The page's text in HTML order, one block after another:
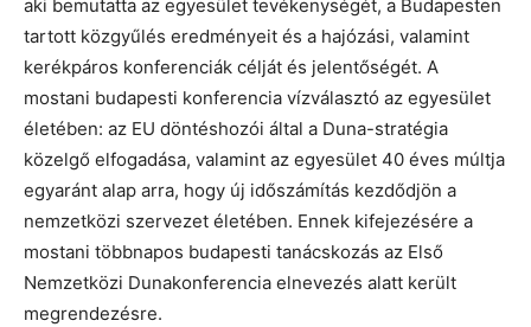
aki bemutatta az egyesület tevékenységét, a Budapesten
tartott közgyűlés eredményeit és a hajózási, valamint
kerékpáros konferenciák célját és jelentőségét. A
mostani budapesti konferencia vízválasztó az egyesület
életében: az EU döntéshozói által a Duna-stratégia
közelgő elfogadása, valamint az egyesület 40 éves múltja
egyaránt alap arra, hogy új időszámítás kezdődjön a
nemzetközi szervezet életében. Ennek kifejezésére a
mostani többnapos budapesti tanácskozás az Első
Nemzetközi Dunakonferencia elnevezés alatt került
megrendezésre.